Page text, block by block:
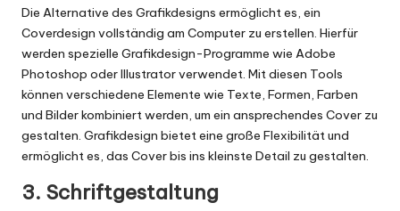
Die Alternative des Grafikdesigns ermöglicht es, ein
Coverdesign vollständig am Computer zu erstellen. Hierfür
werden spezielle Grafikdesign-Programme wie Adobe
Photoshop oder Illustrator verwendet. Mit diesen Tools
können verschiedene Elemente wie Texte, Formen, Farben
und Bilder kombiniert werden, um ein ansprechendes Cover zu
gestalten. Grafikdesign bietet eine große Flexibilität und
ermöglicht es, das Cover bis ins kleinste Detail zu gestalten.
3. Schriftgestaltung